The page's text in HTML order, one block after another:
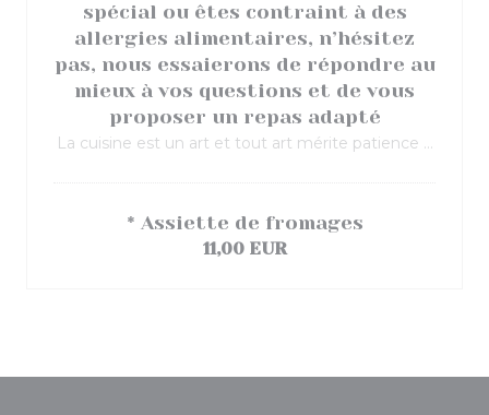
spécial ou êtes contraint à des
allergies alimentaires, n’hésitez
pas, nous essaierons de répondre au
mieux à vos questions et de vous
proposer un repas adapté
La cuisine est un art et tout art mérite patience ...
* Assiette de fromages
11,00 EUR